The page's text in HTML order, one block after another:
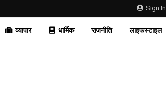
Sign In
व्यापार धार्मिक राजनीति लाइफस्टाइल